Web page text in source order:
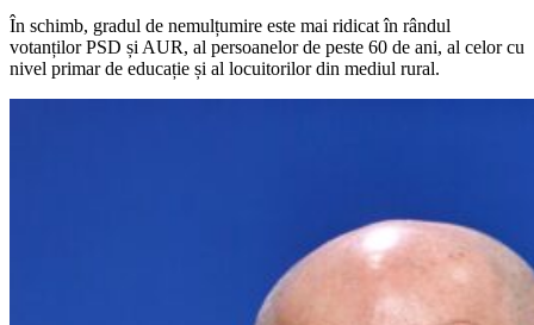
În schimb, gradul de nemulțumire este mai ridicat în rândul
votanților PSD și AUR, al persoanelor de peste 60 de ani, al celor cu
nivel primar de educație și al locuitorilor din mediul rural.